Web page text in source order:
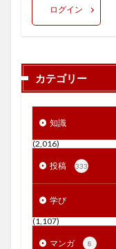
ログイン
カテゴリー
知識
(2,016)
投稿 333
学び
(1,107)
マンガ 8